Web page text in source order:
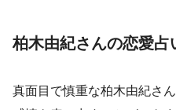
柏木由紀さんの恋愛占
真面目で慎重な柏木由紀さ